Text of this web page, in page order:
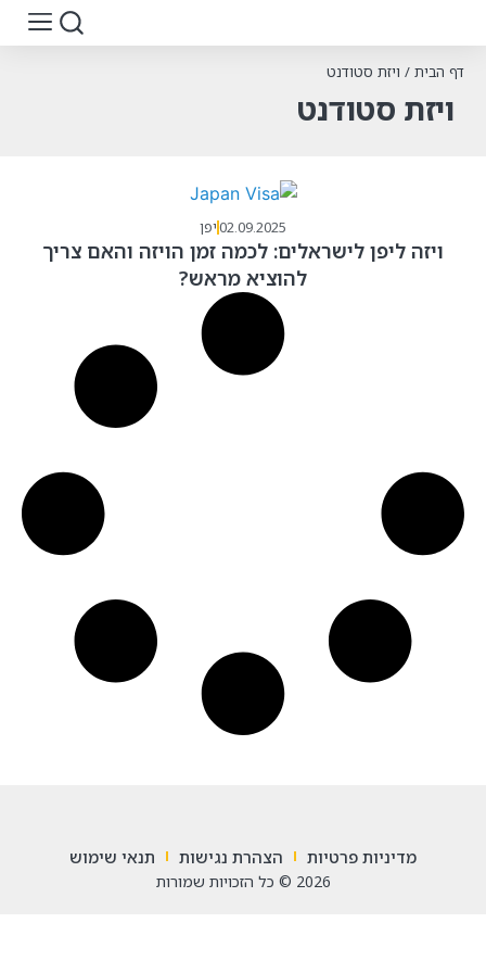
דף הבית / ויזת סטודנט
ויזת סטודנט
02.09.2025יפן
ויזה ליפן לישראלים: לכמה זמן הויזה והאם צריך
להוציא מראש?
מדיניות פרטיות הצהרת נגישות תנאי שימוש
2026 © כל הזכויות שמורות